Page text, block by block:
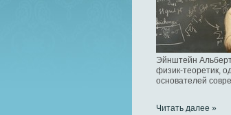
Эйнштейн
физик-теоретик,
основателей
Читать далее »